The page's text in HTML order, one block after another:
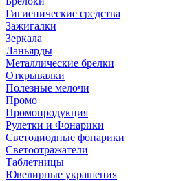
Гигиенические средства
Зажигалки
Зеркала
Ланьярды
Металлические брелки
Открывалки
Полезные мелочи
Промо
Промопродукция
Рулетки и Фонарики
Светодиодные фонарики
Светоотражатели
Таблетницы
Ювелирные украшения